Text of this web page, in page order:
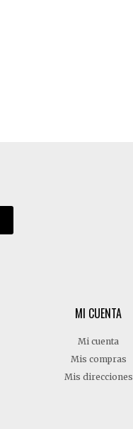
MI CUENTA
Mi cuenta
Mis compras
Mis direcciones